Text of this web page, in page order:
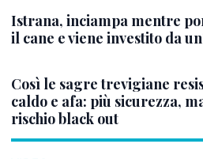
Istrana, inciampa mentre
il cane e viene investito da
Così le sagre trevigiane
caldo e afa: più sicurezza,
rischio black out